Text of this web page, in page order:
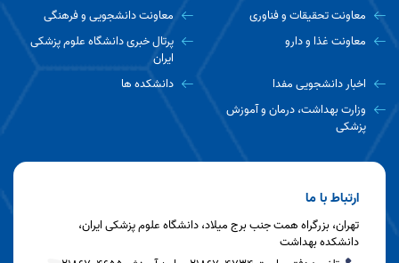
مصوبه تسهیل شرایط دفاع از پایان نامه‌های
دانشجویان مقاطع تحصیلات تکمیلی توسط وزارت
فرایند ثبت‌نام دانشجویان شاهد و ایثارگر سال
معاونت تحقیقات و فناوری
معاونت دانشجویی و فرهنگی
معاونت غذا و دارو
پرتال خبری دانشگاه علوم پزشکی
ایران
اخبار دانشجویی مفدا
دانشکده ها
وزارت بهداشت، درمان و آموزش
پزشکی
ارتباط با ما
تهران، بزرگراه همت جنب برج میلاد، دانشگاه علوم پزشکی ایران،
دانشکده بهداشت